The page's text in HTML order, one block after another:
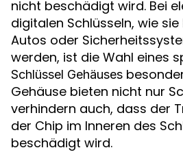
nicht beschädigt wird. Bei
digitalen Schlüsseln, wie
Autos oder
werden, ist die Wahl eines
Schlüssel Gehäuses
Gehäuse bieten nicht nur
verhindern auch, dass der
der Chip im Inneren des
beschädigt wird.